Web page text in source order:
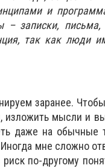
и
– записки,
так как люди
заранее.
мысли и
даже на
мне сложно
риск по-другому